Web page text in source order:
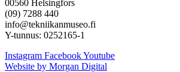
00560 Helsingfors
(09) 7288 440
info@tekniikanmuseo.fi
Y-tunnus: 0252165-1
Instagram FacebookYoutube
Website by Morgan Digital